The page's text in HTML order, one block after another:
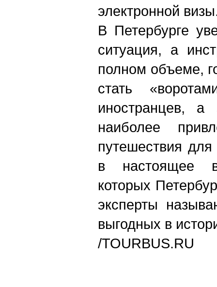
электронной
В Петербурге
ситуация, а
полном объеме,
стать
иностранцев,
наиболее
путешествия для
в настоящее
которых
эксперты
выгодных в
/TOURBUS.RU